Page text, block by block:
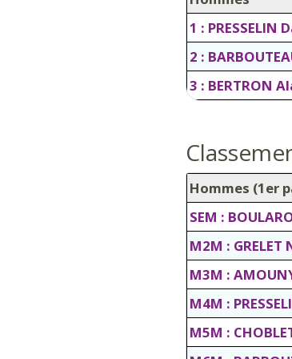
1 : PRESSELIN
2 :
3 : BERTRON
Hommes (1er
SEM :
M2M : GRELET
M3M :
M4M :
M5M :